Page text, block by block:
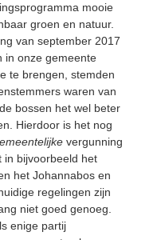
mooie
groen en natuur.
van september 2017
in onze gemeente
te brengen, stemden
waren van
bossen het wel beter
Hierdoor is het nog
vergunning
in bijvoorbeeld het
het Johannabos en
regelingen zijn
niet goed genoeg.
enige partij